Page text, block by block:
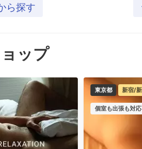
ら探す
ップ
御苑前駅、四ッ谷駅、四谷三丁目駅、曙橋駅、牛
東京都 新宿/
個室も出張も対応